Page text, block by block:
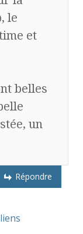
le
et
belles
un
Répondre